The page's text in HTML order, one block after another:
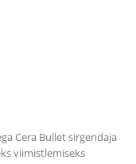
Cera Bullet sirgendaja
viimistlemiseks